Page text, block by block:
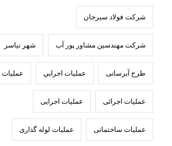
شرکت فولاد سيرجان
شرکت مهندسین مشاور پور آب شهر نیاسر
طرح آبرسانی عمليات اجرايي عملیات
عملیات اجرائی عملیات اجرایی
عملیات ساختمانی عملیات لوله گذاری